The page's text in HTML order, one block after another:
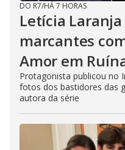
DO R7/HÁ 7 HORAS
Letícia
marcantes
Amor em
Protagonista publicou no
fotos dos bastidores das
autora da série